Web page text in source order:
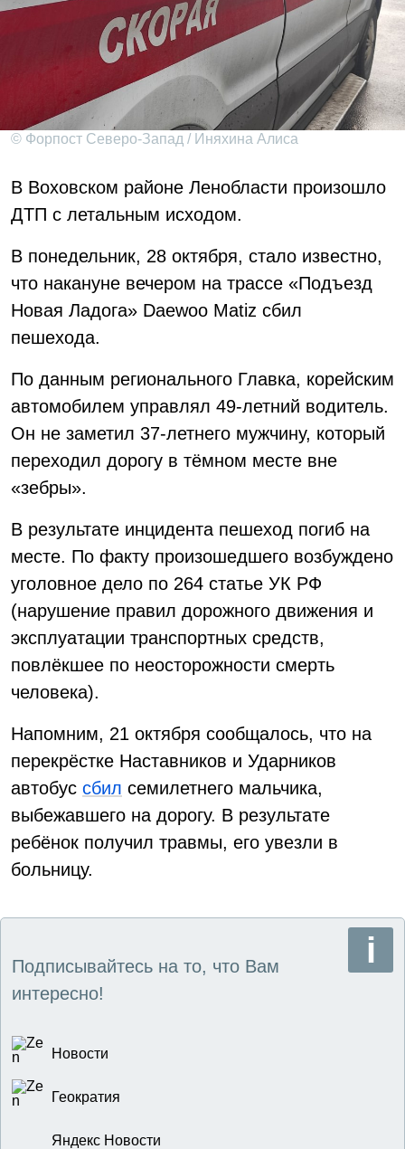
© Форпост Северо-Запад / Иняхина Алиса
В Воховском районе Ленобласти произошло
ДТП с летальным исходом.
В понедельник, 28 октября, стало известно,
что накануне вечером на трассе «Подъезд
Новая Ладога» Daewoo Matiz сбил
пешехода.
По данным регионального Главка, корейским
автомобилем управлял 49-летний водитель.
Он не заметил 37-летнего мужчину, который
переходил дорогу в тёмном месте вне
«зебры».
В результате инцидента пешеход погиб на
месте. По факту произошедшего возбуждено
уголовное дело по 264 статье УК РФ
(нарушение правил дорожного движения и
эксплуатации транспортных средств,
повлёкшее по неосторожности смерть
человека).
Напомним, 21 октября сообщалось, что на
перекрёстке Наставников и Ударников
автобус сбил семилетнего мальчика,
выбежавшего на дорогу. В результате
ребёнок получил травмы, его увезли в
больницу.
Подписывайтесь на то, что Вам
интересно!
Новости
Геократия
Яндекс Новости